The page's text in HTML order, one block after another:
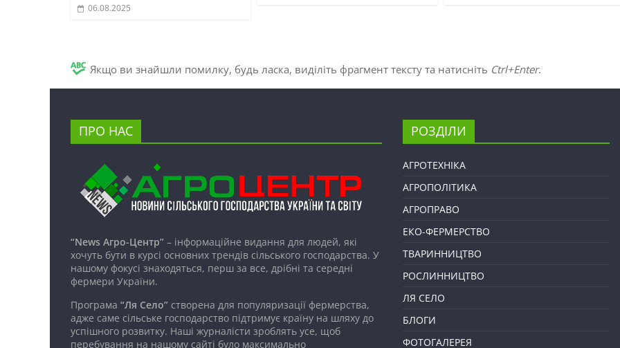
06.08.2025
Якщо ви знайшли помилку, будь ласка, виділіть фрагмент тексту та натисніть Ctrl+Enter.
ПРО НАС
“News Агро-Центр” – інформаційне видання для людей, які
хочуть бути в курсі основних трендів сільського господарства. У
нашому фокусі знаходяться, перш за все, дрібні та середні
фермери України.
Програма “Ля Село” створена для популяризації фермерства,
адже саме сільське господарство підтримує країну на шляху до
успішного розвитку. Наші журналісти зроблять усе, щоб
перебування на нашому сайті було максимально
РОЗДІЛИ
АГРОТЕХНІКА
АГРОПОЛІТИКА
АГРОПРАВО
ЕКО-ФЕРМЕРСТВО
ТВАРИННИЦТВО
РОСЛИННИЦТВО
ЛЯ СЕЛО
БЛОГИ
ФОТОГАЛЕРЕЯ